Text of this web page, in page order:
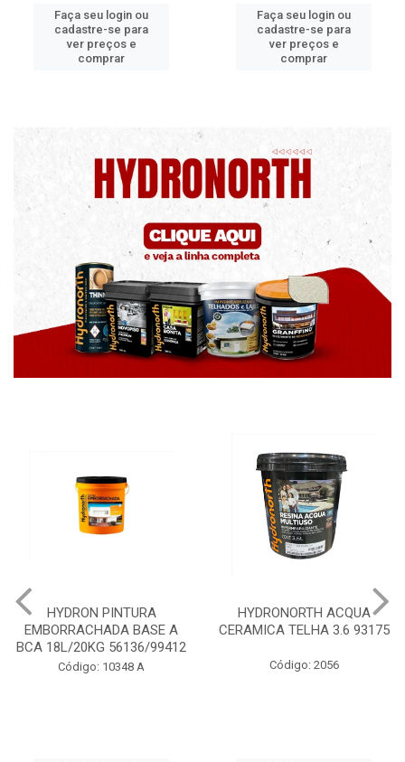
Faça seu login ou
cadastre-se para
ver preços e
comprar
Faça seu login ou
cadastre-se para
ver preços e
comprar
HYDRONORTH ACQUA
CERAMICA TELHA 3.6 93175
Código: 2056
HYDRONORTH
PEDRAS MARROCOS
Código: 10383 B